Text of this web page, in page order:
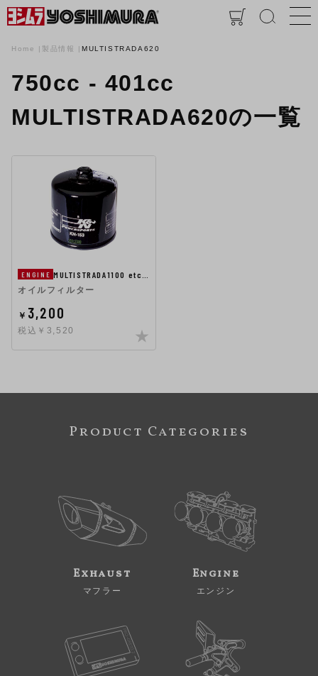
Home 製品情報 MULTISTRADA620
750cc - 401cc
MULTISTRADA620の一覧
ENGINE MULTISTRADA1100 etc…
オイルフィルター
￥ 3,200
税込￥3,520
Product Categories
Exhaust
マフラー
Engine
エンジン